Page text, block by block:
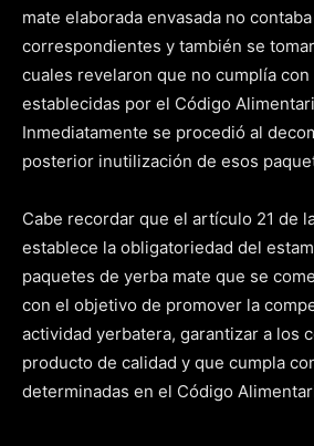
mate elaborada envasada no
correspondientes y también se
cuales revelaron que no cumplía con
establecidas por el Código
Inmediatamente se procedió al
posterior inutilización de esos
Cabe recordar que el artículo 21 de
establece la obligatoriedad del
paquetes de yerba mate que se
con el objetivo de promover la
actividad yerbatera, garantizar a los
producto de calidad y que cumpla
determinadas en el Código